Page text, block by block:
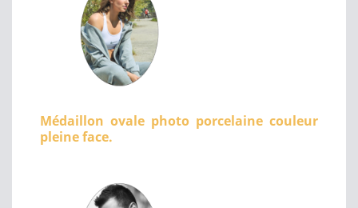
Médaillon ovale photo porcelaine couleur
pleine face.